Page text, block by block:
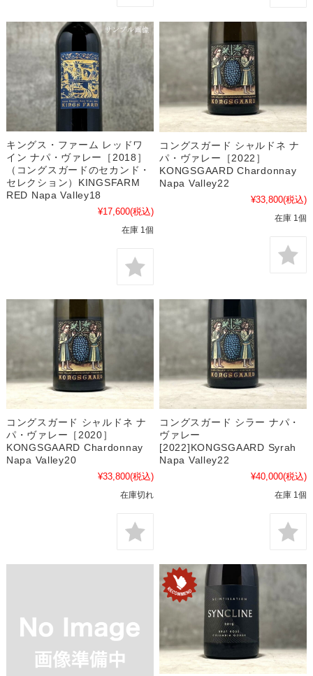
キングス・ファーム レッドワ
イン ナパ・ヴァレー［2018］
（コングスガードのセカンド・
セレクション）KINGSFARM
RED Napa Valley18
¥17,600(税込)
在庫 1個
コングスガード シャルドネ ナ
パ・ヴァレー［2022］
KONGSGAARD Chardonnay
Napa Valley22
¥33,800(税込)
在庫 1個
コングスガード シャルドネ ナ
パ・ヴァレー［2020］
KONGSGAARD Chardonnay
Napa Valley20
¥33,800(税込)
在庫切れ
コングスガード シラー ナパ・
ヴァレー
[2022]KONGSGAARD Syrah
Napa Valley22
¥40,000(税込)
在庫 1個